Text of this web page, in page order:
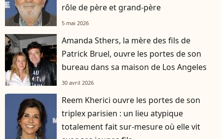
rôle de père et grand-père
5 mai 2026
Amanda Sthers, la mère des fils de
Patrick Bruel, ouvre les portes de son
bureau dans sa maison de Los Angeles
30 avril 2026
Reem Kherici ouvre les portes de son
triplex parisien : un lieu atypique
totalement fait sur-mesure où elle vit